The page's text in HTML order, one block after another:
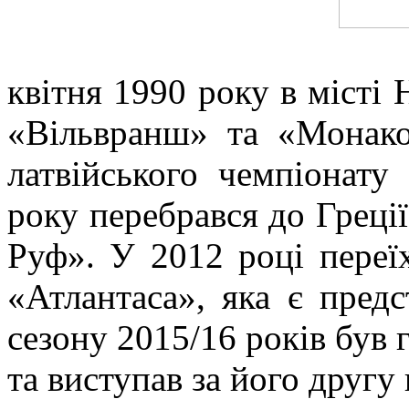
квітня 1990 року в
«Вільвранш» та
латвійського
року перебрався до
Руф». У 2012 році
«Атлантаса», яка є
сезону 2015/16 років
та виступав за його